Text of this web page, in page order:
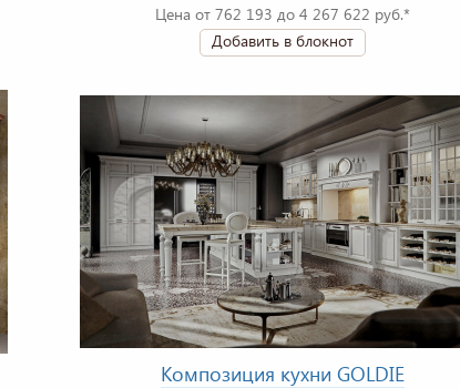
Цена от 762 193 до 4 267 622 руб.*
Добавить в блокнот
Композиция кухни GOLDIE